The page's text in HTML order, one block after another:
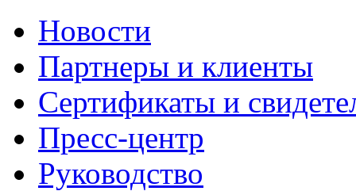
Новости
Партнеры и клиенты
Сертификаты и
Пресс-центр
Руководство